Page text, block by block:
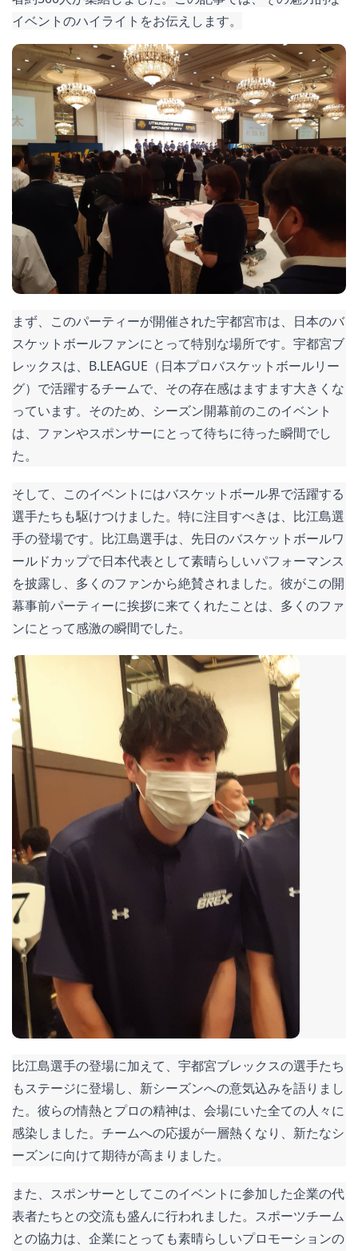
イベントのハイライトをお伝えします。
まず、このパーティーが開催された宇都宮市は、日本のバ
スケットボールファンにとって特別な場所です。宇都宮ブ
レックスは、B.LEAGUE（日本プロバスケットボールリー
グ）で活躍するチームで、その存在感はますます大きくな
っています。そのため、シーズン開幕前のこのイベント
は、ファンやスポンサーにとって待ちに待った瞬間でし
た。
そして、このイベントにはバスケットボール界で活躍する
選手たちも駆けつけました。特に注目すべきは、比江島選
手の登場です。比江島選手は、先日のバスケットボールワ
ールドカップで日本代表として素晴らしいパフォーマンス
を披露し、多くのファンから絶賛されました。彼がこの開
幕事前パーティーに挨拶に来てくれたことは、多くのファ
ンにとって感激の瞬間でした。
比江島選手の登場に加えて、宇都宮ブレックスの選手たち
もステージに登場し、新シーズンへの意気込みを語りまし
た。彼らの情熱とプロの精神は、会場にいた全ての人々に
感染しました。チームへの応援が一層熱くなり、新たなシ
ーズンに向けて期待が高まりました。
また、スポンサーとしてこのイベントに参加した企業の代
表者たちとの交流も盛んに行われました。スポーツチーム
との協力は、企業にとっても素晴らしいプロモーションの